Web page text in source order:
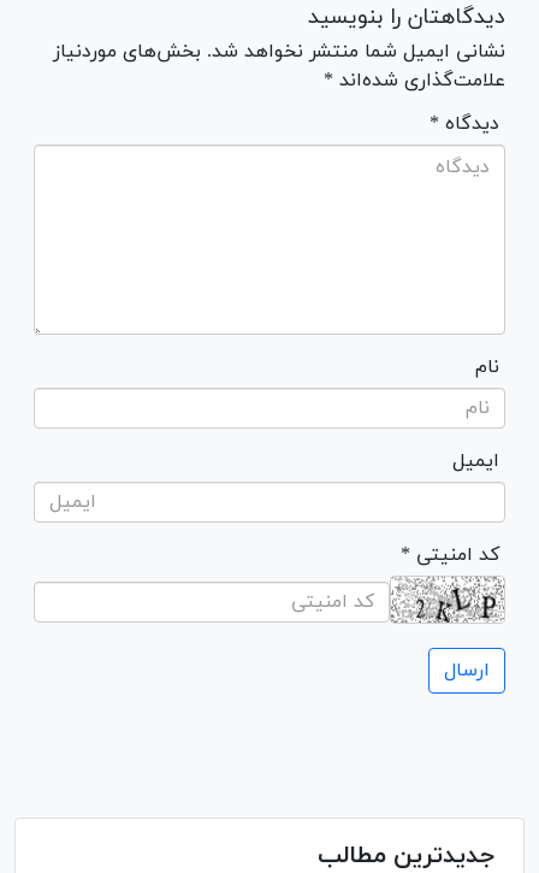
دیدگاهتان را بنویسید
نشانی ایمیل شما منتشر نخواهد شد. بخش‌های موردنیاز
علامت‌گذاری شده‌اند *
* دیدگاه
نام
ایمیل
* کد امنیتی
جدیدترین مطالب